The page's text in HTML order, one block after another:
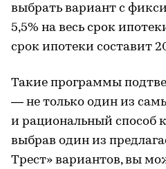
выбрать вариант с
5,5% на весь срок
срок ипотеки составит
Такие программы
— не только один из
и рациональный способ
выбрав один из
Трест» вариантов, вы